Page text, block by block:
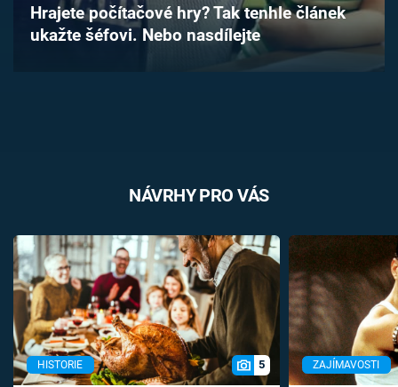
Sledujte prima+
Hrajete počítačové hry? Tak tenhle článek
ukažte šéfovi. Nebo nasdílejte
NÁVRHY PRO VÁS
HISTORIE 5 ZAJÍMAVOSTI